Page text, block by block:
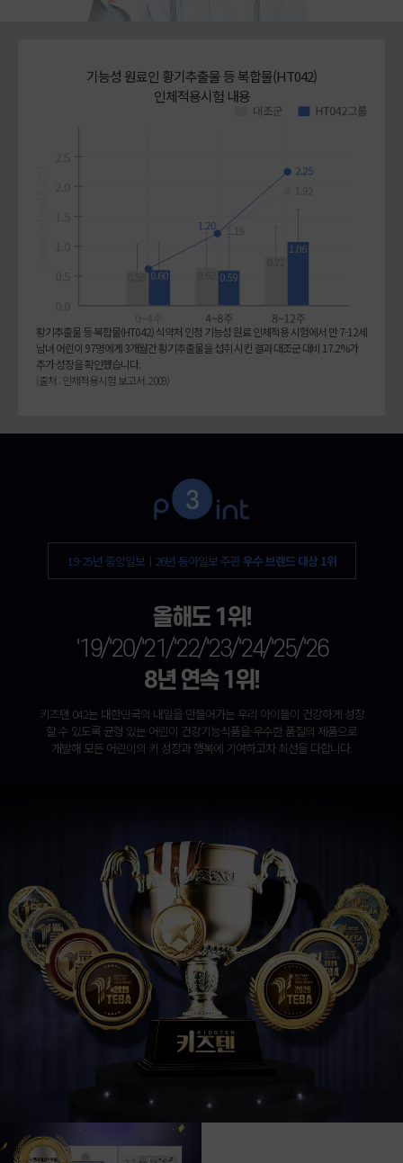
기능성 원료인 황기추출물 등 복합물(HT042)
인체적용시험 내용
황기추출물 등 복합물(HT042) 식약처 인정 기능성 원료 인체적용 시험에서 만 7-12세
남녀 어린이 97명에게 3개월간 황기추출물을 섭취 시킨 결과 대조군 대비 17.2%가
추가 성장을 확인했습니다.
(출처 : 인체적용시험 보고서. 2009)
19-25년 중앙일보ㅣ26년 동아일보 주관우수 브랜드 대상 1위
올해도 1위!
'19/'20/'21/'22/'23/'24/'25/'26
8년 연속 1위!
키즈텐 042는 대한민국의 내일을 만들어가는 우리 아이들이 건강하게 성장
할 수 있도록 균형 있는 어린이 건강기능식품을 우수한 품질의 제품으로
개발해 모든 어린이의 키 성장과 행복에 기여하고자 최선을 다합니다.